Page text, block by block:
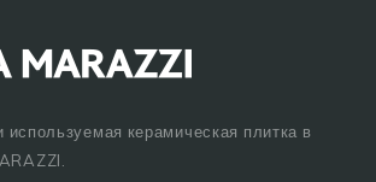
используемая керамическая плитка в